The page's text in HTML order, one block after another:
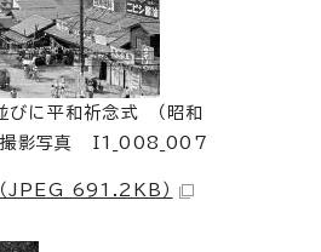
に平和祈念式 （昭和
撮影写真 I1_008_007
691.2KB）